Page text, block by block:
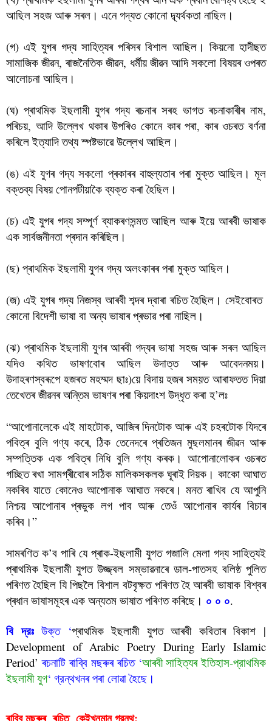
আছিল সহজ আৰু সৰল। এনে গদ্যত কোনো দ্ব্যৰ্থকতা নাছিল।
(গ) এই যুগৰ গদ্য সাহিত্যৰ পৰিসৰ বিশাল আছিল। কিয়নো হাদীছত
সামাজিক জীৱন, ৰাজনৈতিক জীৱন, ধৰ্মীয় জীৱন আদি সকলো বিষয়ৰ ওপৰত
আলোচনা আছিল।
(ঘ) প্ৰাথমিক ইছলামী যুগৰ গদ্য ৰচনাৰ সৰহ ভাগত ৰচনাকাৰীৰ নাম,
পৰিচয়, আদি উল্লেখ থকাৰ উপৰিও কোনে কাৰ পৰা, কাৰ ওচৰত বৰ্ণনা
কৰিলে ইত্যাদি তথ্য স্পষ্টভাৱে উল্লেখ আছিল।
(ঙ) এই যুগৰ গদ্য সকলো প্ৰকাৰৰ বাহুল্যতাৰ পৰা মুক্ত আছিল। মূল
বক্তব্য বিষয় পোনপটীয়াকৈ ব্যক্ত কৰা হৈছিল।
(চ) এই যুগৰ গদ্য সম্পূৰ্ণ ব্যাকৰণসন্মত আছিল আৰু ইয়ে আৰবী ভাষাক
এক সাৰ্বজনীনতা প্ৰদান কৰিছিল।
(ছ) প্ৰাথমিক ইছলামী যুগৰ গদ্য অলংকাৰৰ পৰা মুক্ত আছিল।
(জ) এই যুগৰ গদ্য নিজস্ব আৰবী শব্দৰ দ্বাৰা ৰচিত হৈছিল। সেইবোৰত
কোনো বিদেশী ভাষা বা অন্য ভাষাৰ প্ৰভাৱ পৰা নাছিল।
(ঝ) প্ৰাথমিক ইছলামী যুগৰ আৰবী গদ্যৰ ভাষা সহজ আৰু সৰল আছিল
যদিও কথিত ভাষণবোৰ আছিল উদাত্ত আৰু আবেদনময়।
উদাহৰণস্বৰূপে হজৰত মহম্মদ ছাঃ)য়ে বিদায় হজৰ সময়ত আৰাফতত দিয়া
তেখেতৰ জীৱনৰ অন্তিম ভাষণৰ পৰা কিয়দাংশ উদ্ধৃত কৰা হ’লঃ
“আপোনালেকে এই মাহটোক, আজিৰ দিনটোক আৰু এই চহৰটোক যিদৰে
পবিত্ৰ বুলি গণ্য কৰে, ঠিক তেনেদৰে প্ৰতিজন মুছলমানৰ জীৱন আৰু
সম্পত্তিক এক পবিত্ৰ নিধি বুলি গণ্য কৰক। আপোনালোকৰ ওচৰত
গচ্ছিত ৰখা সামগ্ৰীবোৰ সঠিক মালিকসকলক ঘূৰাই দিয়ক। কাকো আঘাত
নকৰিব যাতে কোনেও আপোনাক আঘাত নকৰে। মনত ৰাখিব যে আপুনি
নিশ্চয় আপোনাৰ প্ৰভুক লগ পাব আৰু তেওঁ আপোনাৰ কাৰ্যৰ বিচাৰ
কৰিব।”
সামৰণিত ক’ব পাৰি যে প্ৰাক-ইছলামী যুগত গজালি মেলা গদ্য সাহিত্যই
প্ৰাথমিক ইছলামী যুগত উজ্জ্বল সম্ভাৱনাৰে ডাল-পাতসহ বলিষ্ঠ পুলিত
পৰিণত হৈছিল যি পিছলৈ বিশাল বটবৃক্ষত পৰিণত হৈ আৰবী ভাষাক বিশ্বৰ
প্ৰধান ভাষাসমূহৰ এক অন্যতম ভাষাত পৰিণত কৰিছে। ০ ০ ০.
বি দ্রঃউক্ত ‘প্ৰাথমিক ইছলামী যুগত আৰবী কবিতাৰ বিকাশ |
Development of Arabic Poetry During Early Islamic
Period’ ৰচনাটি ৰাব্বি মছৰুৰ ৰচিত ‘আৰবী সাহিত্যৰ ইতিহাস-প্রাথমিক
ইছলামী যুগ‘ গ্রন্থখনৰ পৰা লোৱা হৈছে।
কেইখনমান